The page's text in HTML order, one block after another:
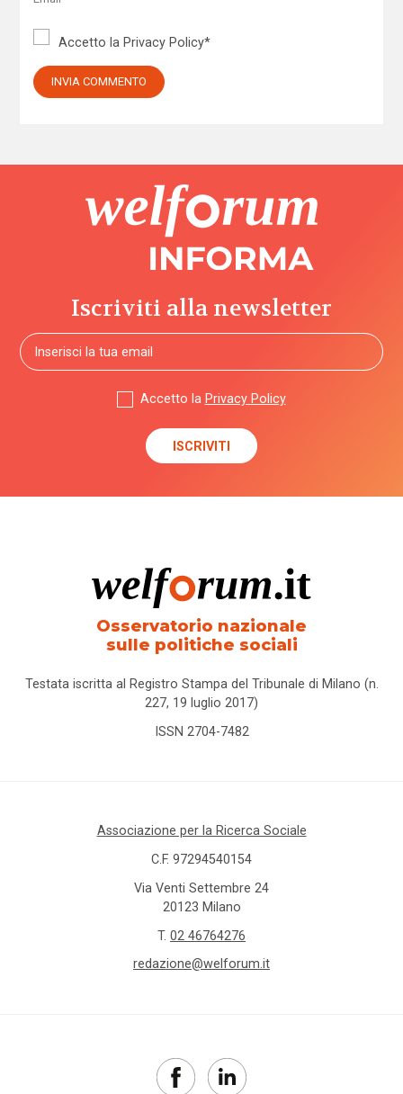
Accetto la Privacy Policy*
Iscriviti alla newsletter
Accetto la Privacy Policy
Osservatorio nazionale
sulle politiche sociali
Testata iscritta al Registro Stampa del Tribunale di Milano (n.
227, 19 luglio 2017)
ISSN 2704-7482
Associazione per la Ricerca Sociale
C.F. 97294540154
Via Venti Settembre 24
20123 Milano
T. 02 46764276
redazione@welforum.it